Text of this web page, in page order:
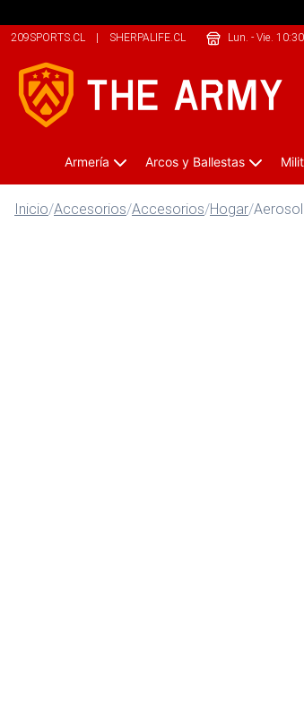
209SPORTS.CL | SHERPALIFE.CL |THECLIMB.CL
Lun. - Vie.
Armería Arcos y Ballestas
Inicio/Accesorios/Accesorios/Hogar/